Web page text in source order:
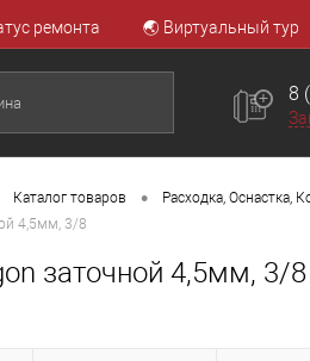
ремонта 🌏 Виртуальный тур
8
Каталог товаров • Расходка, Оснастка,
4,5мм, 3/8
заточной 4,5мм, 3/